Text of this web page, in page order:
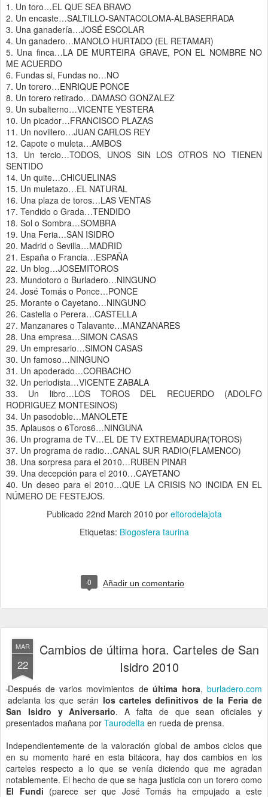
1. Un toro…EL QUE SEA BRAVO
2. Un encaste…SALTILLO-SANTACOLOMA-ALBASERRADA
3. Una ganadería…JOSÉ ESCOLAR
4. Un ganadero…MANOLO HURTADO (EL RETAMAR)
5. Una finca…LA DE MURTEIRA GRAVE, PON EL NOMBRE NO
ME ACUERDO
6. Fundas si, Fundas no…NO
7. Un torero…ENRIQUE PONCE
8. Un torero retirado…DAMASO GONZALEZ
9. Un subalterno…VICENTE YESTERA
10. Un picador…FRANCISCO PLAZAS
11. Un novillero…JUAN CARLOS REY
12. Capote o muleta…AMBOS
13. Un tercio…TODOS, UNOS SIN LOS OTROS NO TIENEN
SENTIDO
14. Un quite…CHICUELINAS
15. Un muletazo…EL NATURAL
16. Una plaza de toros…LAS VENTAS
17. Tendido o Grada…TENDIDO
18. Sol o Sombra…SOMBRA
19. Una Feria…SAN ISIDRO
20. Madrid o Sevilla…MADRID
21. España o Francia…ESPAÑA
22. Un blog…JOSEMITOROS
23. Mundotoro o Burladero…NINGUNO
24. José Tomás o Ponce…PONCE
25. Morante o Cayetano…NINGUNO
26. Castella o Perera…CASTELLA
27. Manzanares o Talavante…MANZANARES
28. Una empresa…SIMON CASAS
29. Un empresario…SIMON CASAS
30. Un famoso…NINGUNO
31. Un apoderado…CORBACHO
32. Un periodista…VICENTE ZABALA
33. Un libro…LOS TOROS DEL RECUERDO (ADOLFO
RODRIGUEZ MONTESINOS)
34. Un pasodoble…MANOLETE
35. Aplausos o 6Toros6…NINGUNA
36. Un programa de TV…EL DE TV EXTREMADURA(TOROS)
37. Un programa de radio…CANAL SUR RADIO(FLAMENCO)
38. Una sorpresa para el 2010…RUBEN PINAR
39. Una decepción para el 2010…CAYETANO
40. Un deseo para el 2010…QUE LA CRISIS NO INCIDA EN EL
NÚMERO DE FESTEJOS.
Publicado 22nd March 2010 por eltorodelajota
Etiquetas: Blogosfera taurina
0 Añadir un comentario
MAR
22
Cambios de última hora. Carteles de San
Isidro 2010
Después de varios movimientos de última hora,burladero.com
adelanta los que serán los carteles definitivos de la Feria de
San Isidro y Aniversario. A falta de que sean oficiales y
presentados mañana por Taurodelta en rueda de prensa.
Independientemente de la valoración global de ambos ciclos que
en su momento haré en esta bitácora, hay dos cambios en los
carteles respecto a lo que se venía diciendo que me agradan
notablemente. El hecho de que se haga justicia con un torero como
El Fundi (parece ser que José Tomás ha empujado a este